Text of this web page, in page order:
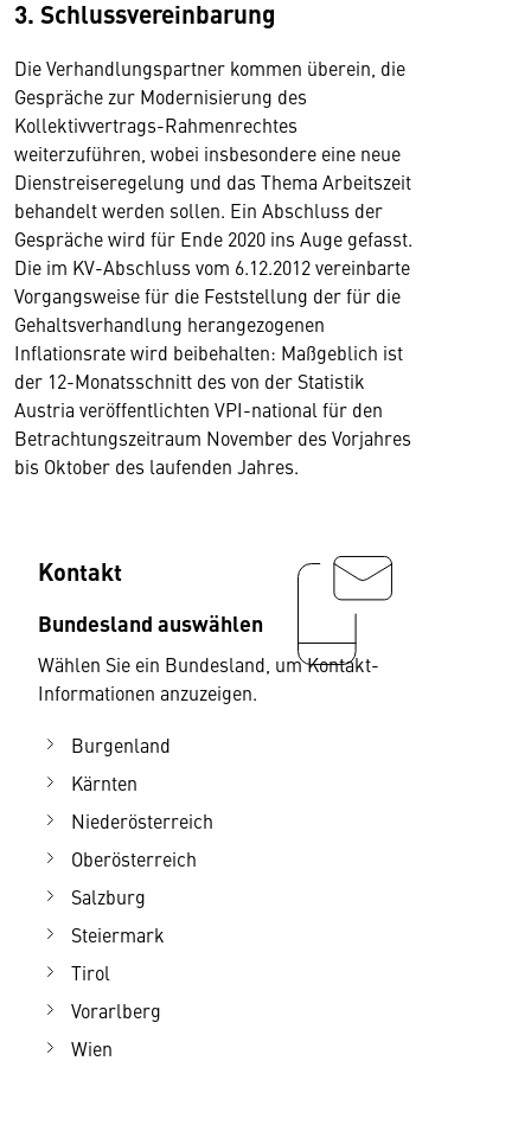
3. Schlussvereinbarung
Die Verhandlungspartner kommen überein, die
Gespräche zur Modernisierung des
Kollektivvertrags-Rahmenrechtes
weiterzuführen, wobei insbesondere eine neue
Dienstreiseregelung und das Thema Arbeitszeit
behandelt werden sollen. Ein Abschluss der
Gespräche wird für Ende 2020 ins Auge gefasst.
Die im KV-Abschluss vom 6.12.2012 vereinbarte
Vorgangsweise für die Feststellung der für die
Gehaltsverhandlung herangezogenen
Inflationsrate wird beibehalten: Maßgeblich ist
der 12-Monatsschnitt des von der Statistik
Austria veröffentlichten VPI-national für den
Betrachtungszeitraum November des Vorjahres
bis Oktober des laufenden Jahres.
Kontakt
Bundesland auswählen
Wählen Sie ein Bundesland, um Kontakt-
Informationen anzuzeigen.
Burgenland
Kärnten
Niederösterreich
Oberösterreich
Salzburg
Steiermark
Tirol
Vorarlberg
Wien